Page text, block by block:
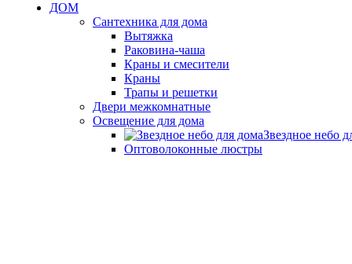
ДОМ
Сантехника для дома
Вытяжка
Раковина-чаша
Краны и смесители
Краны
Трапы и решетки
Двери межкомнатные
Освещение для дома
Звездное небо
Оптоволоконные люстры